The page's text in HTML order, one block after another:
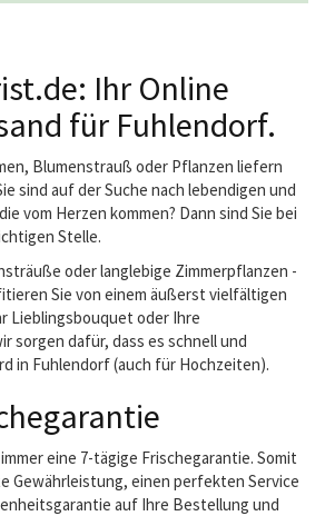
Ihr Online
für Fuhlendorf.
Blumenstrauß oder Pflanzen liefern
sind auf der Suche nach lebendigen und
vom Herzen kommen? Dann sind Sie bei
Stelle.
oder langlebige Zimmerpflanzen -
Sie von einem äußerst vielfältigen
Lieblingsbouquet oder Ihre
sorgen dafür, dass es schnell und
in Fuhlendorf (auch für Hochzeiten).
eine 7-tägige Frischegarantie. Somit
Gewährleistung, einen perfekten Service
auf Ihre Bestellung und